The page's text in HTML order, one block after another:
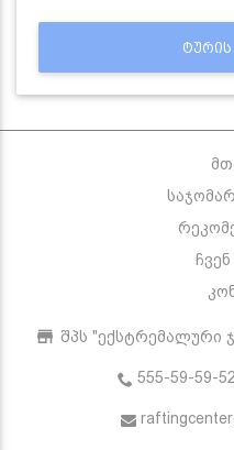
ᲢᲣᲠᲘᲡ
ჩვენ
შპს "ექსტრემალური
555-59-59-